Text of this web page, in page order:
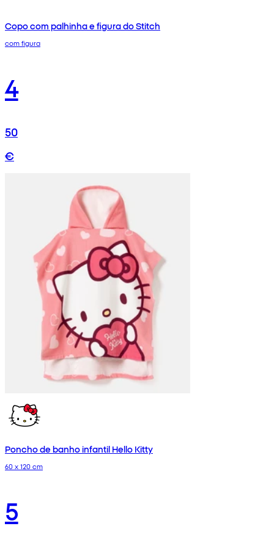
Copo com palhinha e figura do Stitch
com figura
4
50
€
Poncho de banho infantil Hello Kitty
60 x 120 cm
5